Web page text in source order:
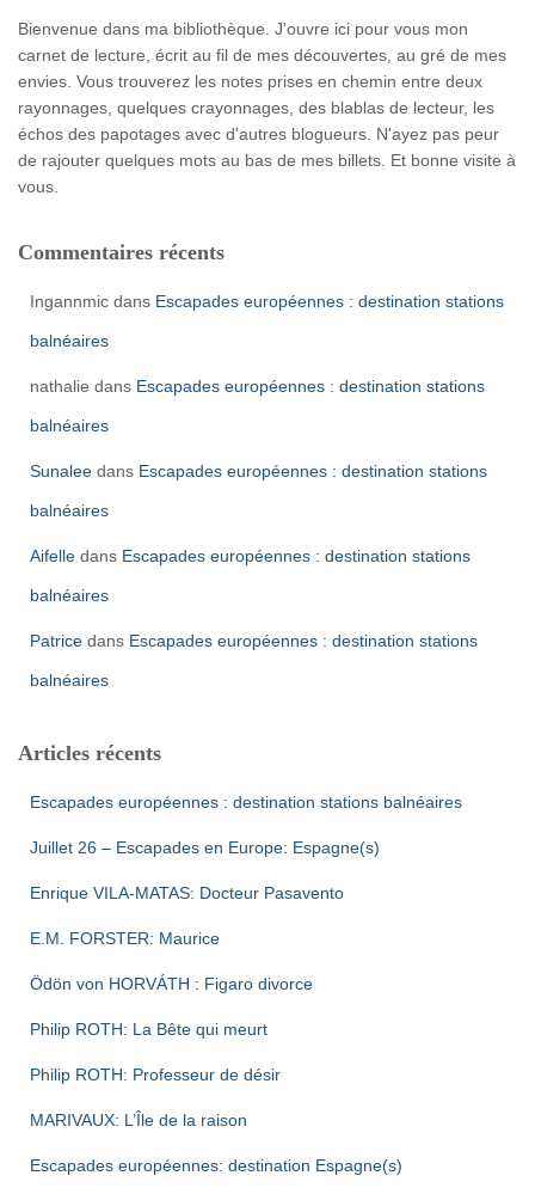
Bienvenue dans ma bibliothèque. J'ouvre ici pour vous mon
carnet de lecture, écrit au fil de mes découvertes, au gré de mes
envies. Vous trouverez les notes prises en chemin entre deux
rayonnages, quelques crayonnages, des blablas de lecteur, les
échos des papotages avec d'autres blogueurs. N'ayez pas peur
de rajouter quelques mots au bas de mes billets. Et bonne visite à
vous.
Commentaires récents
Ingannmic dans Escapades européennes : destination stations
balnéaires
nathalie dans Escapades européennes : destination stations
balnéaires
Sunalee dans Escapades européennes : destination stations
balnéaires
Aifelle dans Escapades européennes : destination stations
balnéaires
Patrice dans Escapades européennes : destination stations
balnéaires
Articles récents
Escapades européennes : destination stations balnéaires
Juillet 26 – Escapades en Europe: Espagne(s)
Enrique VILA-MATAS: Docteur Pasavento
E.M. FORSTER: Maurice
Ödön von HORVÁTH : Figaro divorce
Philip ROTH: La Bête qui meurt
Philip ROTH: Professeur de désir
MARIVAUX: L’Île de la raison
Escapades européennes: destination Espagne(s)